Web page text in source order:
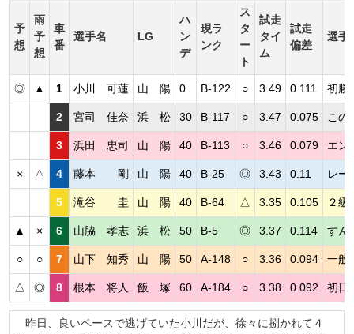
予
想
雨
予
想
車
番
選手名 LG
ハ
ン
デ
現ラ
ンク
ス
タ
ー
ト
試走
タイ
ム
試走
偏差
選手
◎ ▲ 1 小川 可蓮 山 陽 0 B-122 ○ 3.49 0.111 初勝
2 宮司 佳奈 浜 松 30 B-117 ○ 3.47 0.075 この
3 浜田 忠司 山 陽 40 B-113 ○ 3.46 0.079 エン
× △ 4 藤本 剛 山 陽 40 B-25 ◎ 3.43 0.11 レー
5 滝谷 圭 山 陽 40 B-64 △ 3.35 0.105 ２級
▲ × 6 山脇 孝志 浜 松 50 B-5 ◎ 3.37 0.114 すん
○ ○ 7 山下 知秀 山 陽 50 A-148 ○ 3.36 0.094 一般
△ ◎ 8 根本 将人 飯 塚 60 A-184 ○ 3.38 0.092 初日
昨日、良いペースで逃げていた小川だが、徐々に捌かれて４